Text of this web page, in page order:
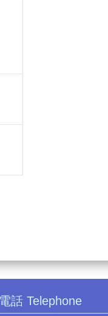
電話 Telephone